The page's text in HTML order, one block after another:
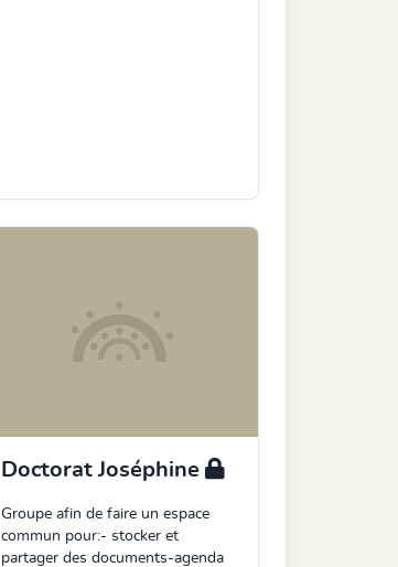
Doctorat Joséphine
Groupe afin de faire un espace
commun pour:- stocker et
partager des documents-agenda